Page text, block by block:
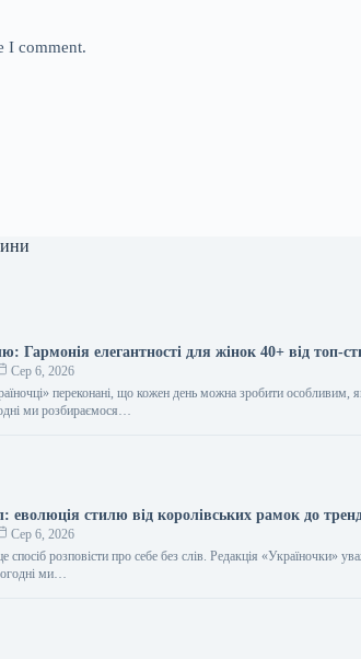
I comment.
Гармонія елегантності для жінок 40+ від топ-
Сер 6, 2026
переконані, що кожен день можна зробити особливим,
ми розбираємося…
стилю від королівських рамок до
Сер 6, 2026
розповісти про себе без слів. Редакція «Україночки»
ми…